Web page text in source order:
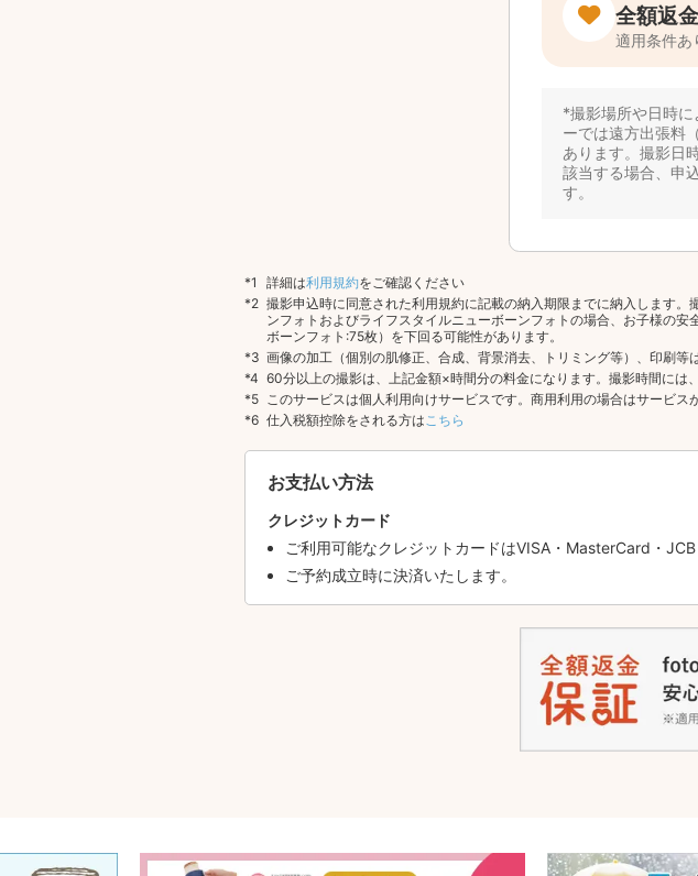
詳細は利用規約をご確認ください
撮影申込時に同意された利用規約に記載の納入期限までに納入します
ンフォトおよびライフスタイルニューボーンフォトの場合、お子様の
ボーンフォト:75枚）を下回る可能性があります。
画像の加工（個別の肌修正、合成、背景消去、トリミング等）、印刷等
60分以上の撮影は、上記金額×時間分の料金になります。撮影時間には
このサービスは個人利用向けサービスです。商用利用の場合はサービス
仕入税額控除をされる方は こちら
お支払い方法
クレジットカード
ご利用可能なクレジットカードはVISA・MasterCard・JCB
ご予約成立時に決済いたします。